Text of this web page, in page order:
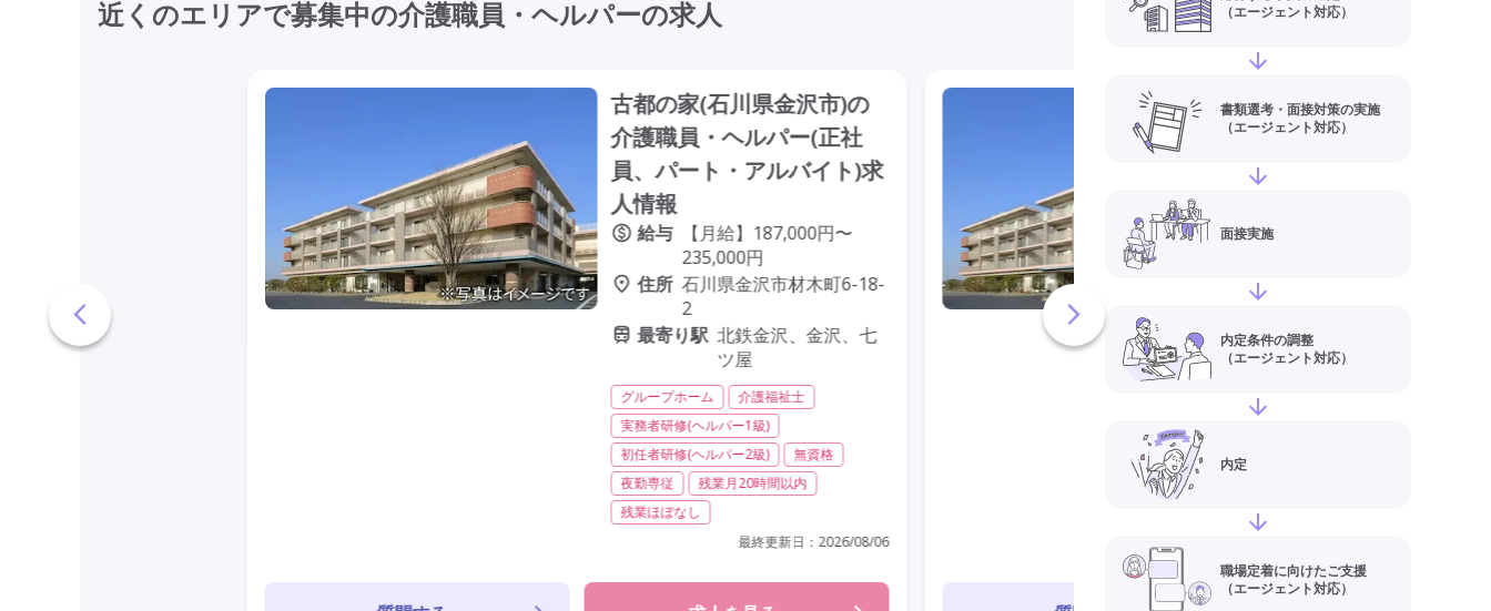
近くのエリアで募集中の介護職員・ヘルパーの求人
古都の家(石川県金沢市)の
介護職員・ヘルパー(正社
員、パート・アルバイト)求
人情報
給与
【月給】187,000円〜
235,000円
住所 石川県金沢市材木町6-18-
2
最寄り駅 北鉄金沢、金沢、七
ツ屋
グループホーム
介護福祉士
実務者研修(ヘルパー1級)
初任者研修(ヘルパー2級)
無資格
夜勤専従
残業月20時間以内
残業ほぼなし
最終更新日： 2026/08/06
グループホーム 新
川県金沢市)の介護
（エージェント対応）
書類選考・面接対策の実施
（エージェント対応）
面接実施
内定条件の調整
（エージェント対応）
内定
職場定着に向けたご支援
（エージェント対応）